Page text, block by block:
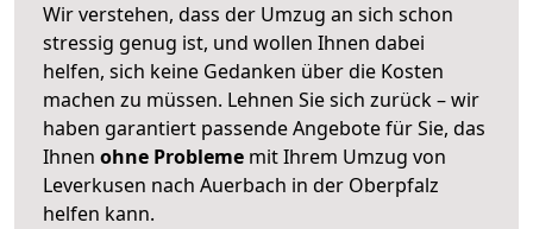
Wir verstehen, dass der Umzug an sich schon
stressig genug ist, und wollen Ihnen dabei
helfen, sich keine Gedanken über die Kosten
machen zu müssen. Lehnen Sie sich zurück – wir
haben garantiert passende Angebote für Sie, das
Ihnen ohne Probleme mit Ihrem Umzug von
Leverkusen nach Auerbach in der Oberpfalz
helfen kann.